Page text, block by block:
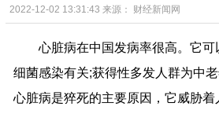
2022-12-02 13:31:43 来源： 财经新闻网
心脏病在中国发病率很高。它
细菌感染有关;获得性多发人群为中
心脏病是猝死的主要原因，它威胁